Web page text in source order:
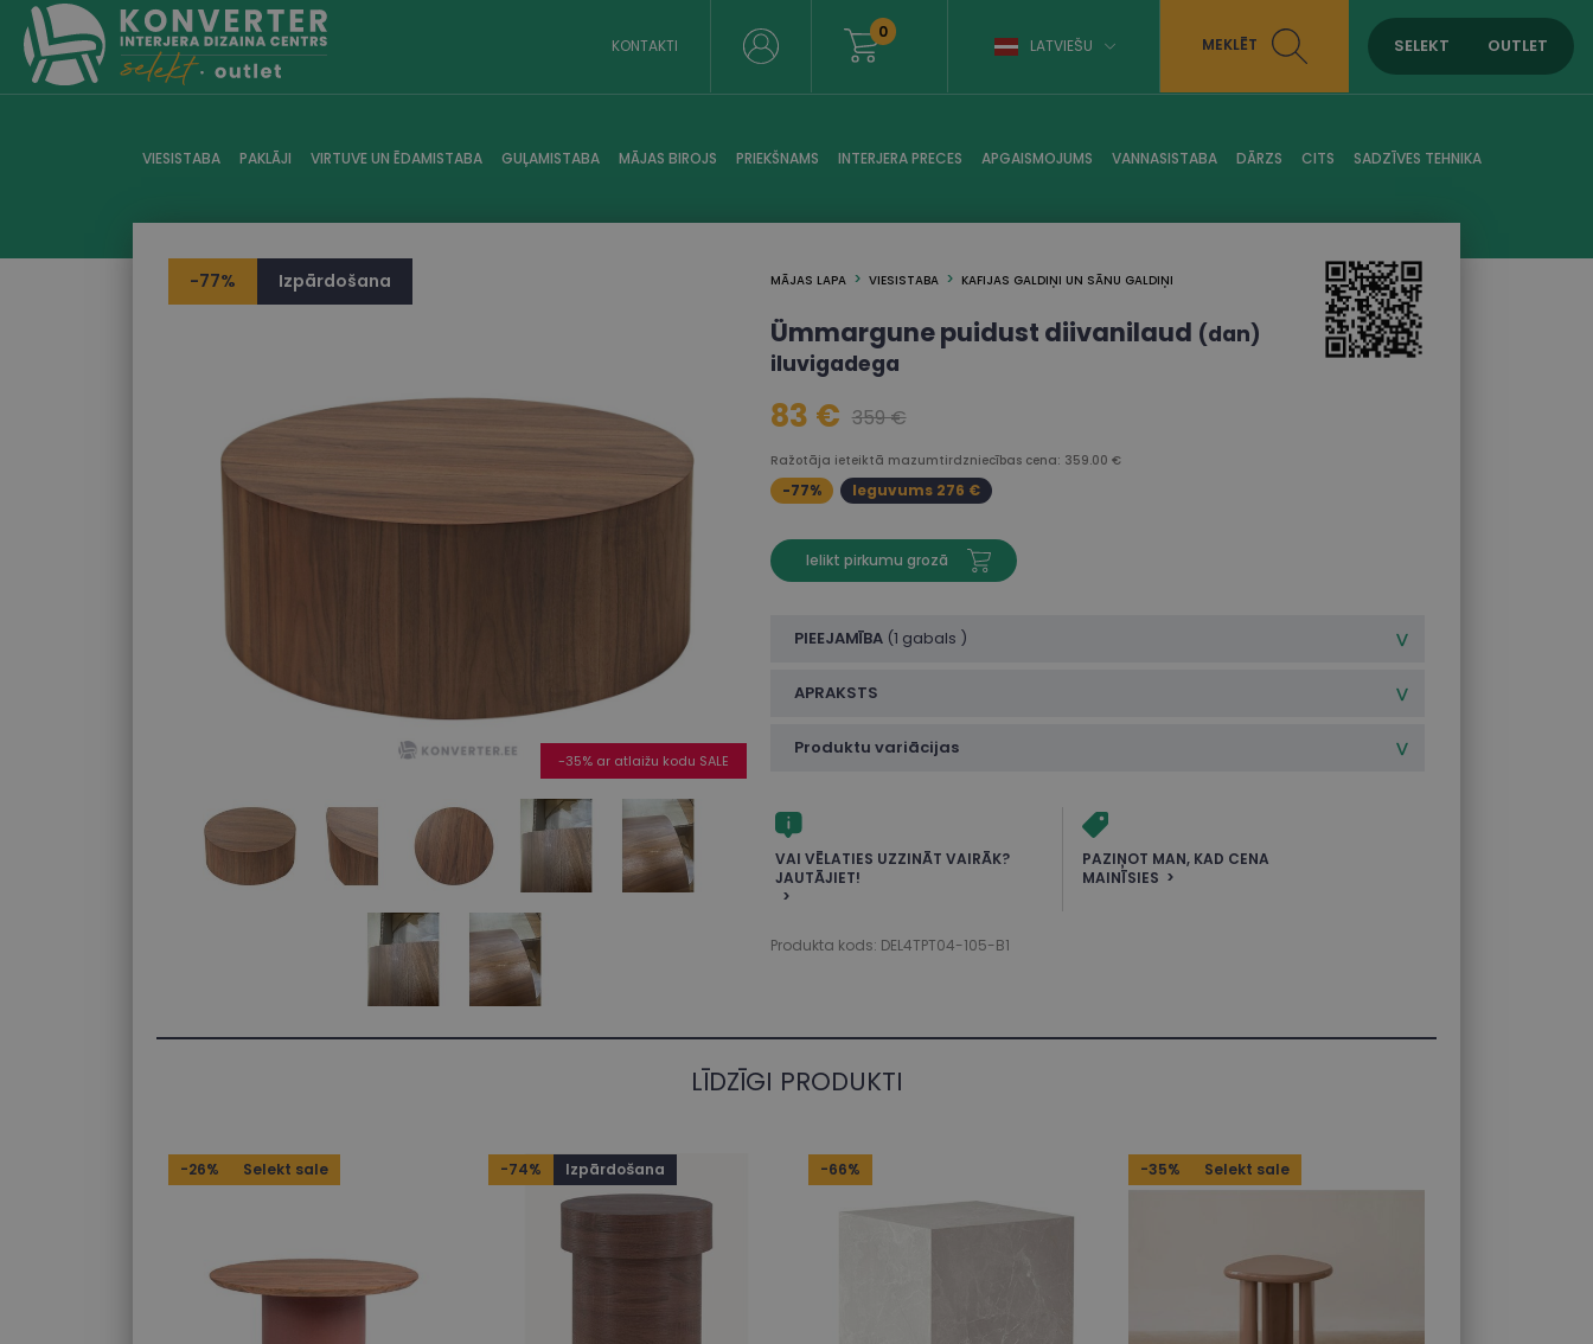
KONTAKTI
0
LATVIEŠU MEKLĒT SELEKT OUTLET
VIESISTABA PAKLĀJI VIRTUVE UN ĒDAMISTABA GUĻAMISTABA MĀJAS BIROJS PRIEKŠNAMS INTERJERA PRECES APGAISMOJUMS VANNASISTABA DĀRZS CITS SADZĪVES TEHNIKA
-77% Izpārdošana
-35% ar atlaižu kodu SALE
MĀJAS LAPA VIESISTABA KAFIJAS GALDIŅI UN SĀNU GALDIŅI
Ümmargune puidust diivanilaud (dan)
iluvigadega
83 € 359 €
Ražotāja ieteiktā mazumtirdzniecības cena: 359.00 €
-77% Ieguvums 276 €
Ielikt pirkumu grozā
PIEEJAMĪBA (1 gabals )
APRAKSTS
Produktu variācijas
VAI VĒLATIES UZZINĀT VAIRĀK?
JAUTĀJIET!
PAZIŅOT MAN, KAD CENA
MAINĪSIES
Produkta kods: DEL4TPT04-105-B1
LĪDZĪGI PRODUKTI
-26% Selekt sale -74% Izpārdošana -66% -35% Selekt sale